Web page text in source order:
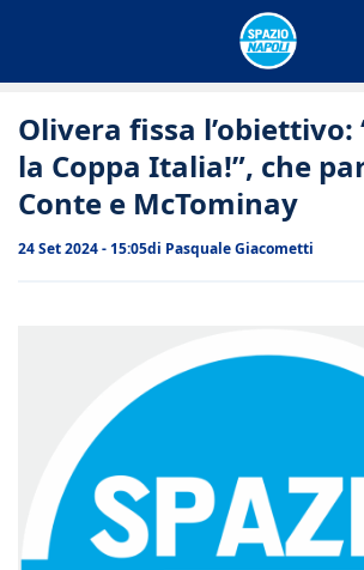
Olivera fissa l’obiettivo:
la Coppa Italia!”, che
Conte e McTominay
24 Set 2024 - 15:05di Pasquale Giacometti